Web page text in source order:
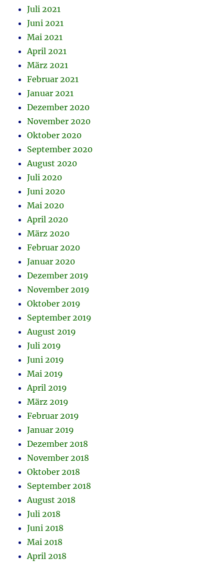
Juli 2021
Juni 2021
Mai 2021
April 2021
März 2021
Februar 2021
Januar 2021
Dezember 2020
November 2020
Oktober 2020
September 2020
August 2020
Juli 2020
Juni 2020
Mai 2020
April 2020
März 2020
Februar 2020
Januar 2020
Dezember 2019
November 2019
Oktober 2019
September 2019
August 2019
Juli 2019
Juni 2019
Mai 2019
April 2019
März 2019
Februar 2019
Januar 2019
Dezember 2018
November 2018
Oktober 2018
September 2018
August 2018
Juli 2018
Juni 2018
Mai 2018
April 2018